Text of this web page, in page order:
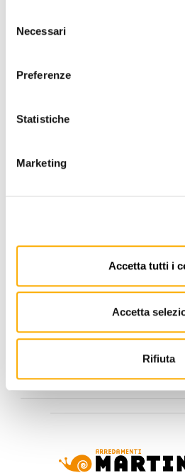
delNecessari
Preferenze
Statistiche
Marketing
Accetta tutti i
Accetta
Rifiuta
RICHIEDI PREVENTIVO
MIGLIOR PREZZO